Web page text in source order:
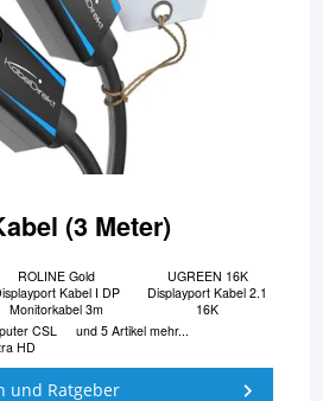
(3 Meter)
ROLINE Gold
Kabel I DP
Monitorkabel 3m
UGREEN 16K
Displayport Kabel 2.1
16K
CSL
HD
und 5 Artikel mehr...
und Ratgeber